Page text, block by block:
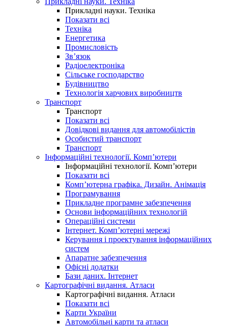
Прикладні науки. Техніка
Показати всі
Техніка
Енергетика
Промисловість
Зв’язок
Радіоелектроніка
Сільське господарство
Будівництво
Технологія харчових виробництв
Транспорт
Транспорт
Показати всі
Довідкові видання для автомобілістів
Особистий транспорт
Транспорт
Інформаційні технології. Комп’ютери
Інформаційні технології. Комп’ютери
Показати всі
Комп’ютерна графіка. Дизайн. Анімація
Програмування
Прикладне програмне забезпечення
Основи інформаційних технологій
Операційні системи
Інтернет. Комп’ютерні мережі
Керування і проектування інформаційних
систем
Апаратне забезпечення
Офісні додатки
Бази даних. Інтернет
Картографічні видання. Атласи
Картографічні видання. Атласи
Показати всі
Карти України
Автомобільні карти та атласи